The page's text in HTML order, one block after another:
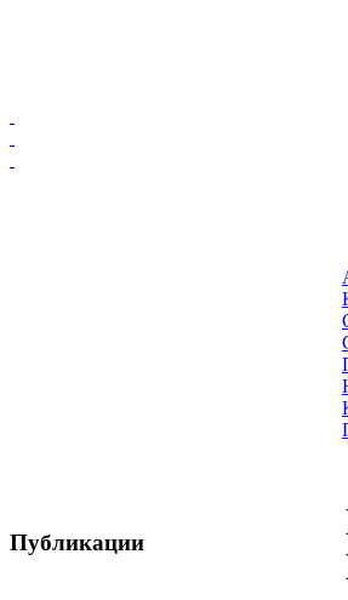
Публикации